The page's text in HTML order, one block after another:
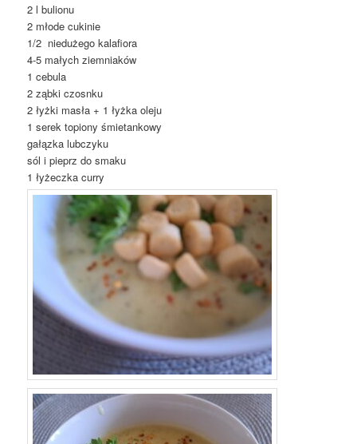
2 l bulionu
2 młode cukinie
1/2 niedużego kalafiora
4-5 małych ziemniaków
1 cebula
2 ząbki czosnku
2 łyżki masła + 1 łyżka oleju
1 serek topiony śmietankowy
gałązka lubczyku
sól i pieprz do smaku
1 łyżeczka curry